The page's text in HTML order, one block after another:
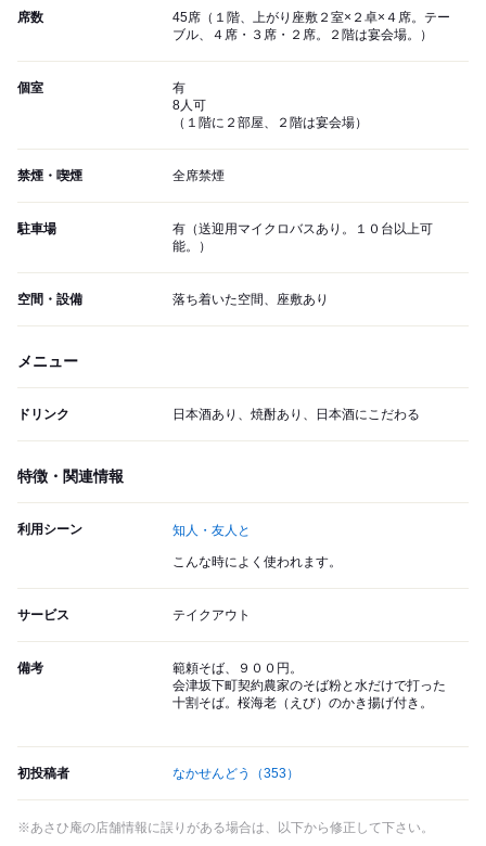
席数
45席（１階、上がり座敷２室×２卓×４席。テー
ブル、４席・３席・２席。２階は宴会場。）
個室
有
8人可
（１階に２部屋、２階は宴会場）
禁煙・喫煙 全席禁煙
駐車場
有（送迎用マイクロバスあり。１０台以上可
能。）
空間・設備 落ち着いた空間、座敷あり
メニュー
ドリンク 日本酒あり、焼酎あり、日本酒にこだわる
特徴・関連情報
利用シーン 知人・友人と
こんな時によく使われます。
サービス テイクアウト
備考
範頼そば、９００円。
会津坂下町契約農家のそば粉と水だけで打った
十割そば。桜海老（えび）のかき揚げ付き。
初投稿者 なかせんどう （353）
※あさひ庵の店舗情報に誤りがある場合は、以下から修正して下さい。